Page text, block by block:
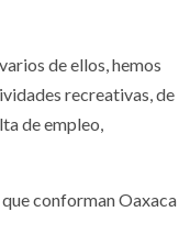
de ellos, hemos
recreativas, de
de empleo,
conforman Oaxaca